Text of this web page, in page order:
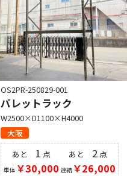
OS2PR-250829-001
パレットラック
W2500×D1100×H4000
大阪
あと 1 点
単体 ￥30,000
あと 2点
連結￥26,000